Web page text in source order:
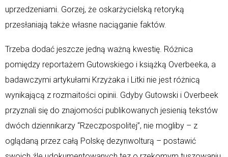
uprzedzeniami. Gorzej, że oskarżycielską retoryką
przesłaniają także własne naciąganie faktów.
Trzeba dodać jeszcze jedną ważną kwestię. Różnica
pomiędzy reportażem Gutowskiego i książką Overbeeka, a
badawczymi artykułami Krzyżaka i Litki nie jest różnicą
wynikającą z rozmaitości opinii. Gdyby Gutowski i Overbeek
przyznali się do znajomości publikowanych jesienią tekstów
dwóch dziennikarzy “Rzeczpospolitej”, nie mogliby – z
oglądaną przez całą Polskę dezynwolturą – postawić